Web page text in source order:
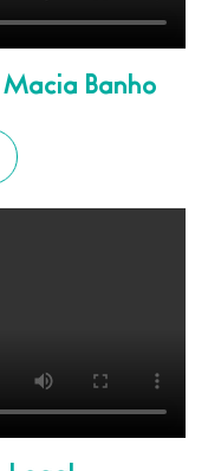
Macia Banho